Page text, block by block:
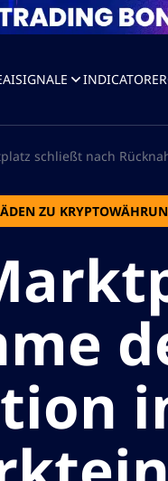
SIGNALE INDICATOR
schließt nach
ZU